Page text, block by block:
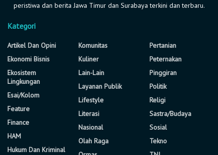
peristiwa dan berita Jawa Timur dan Surabaya terkini dan terbaru.
Kategori
Artikel Dan Opini
Ekonomi Bisnis
Ekosistem
Lingkungan
Esai/Kolom
Feature
Finance
HAM
Hukum Dan Kriminal
Komunitas
Kuliner
Lain-Lain
Layanan Publik
Lifestyle
Literasi
Nasional
Olah Raga
Pertanian
Peternakan
Pinggiran
Politik
Religi
Sastra/Budaya
Sosial
Tekno